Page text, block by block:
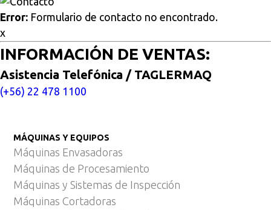
Error: Formulario de contacto no encontrado.
x
INFORMACIÓN DE VENTAS:
Asistencia Telefónica / TAGLERMAQ
(+56) 22 478 1100
MÁQUINAS Y EQUIPOS
Máquinas Envasadoras
Máquinas de Procesamiento
Máquinas y Sistemas de Inspección
Máquinas Cortadoras